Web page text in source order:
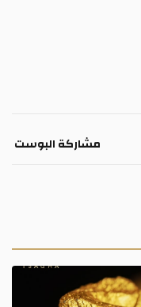
مشاركة البوست